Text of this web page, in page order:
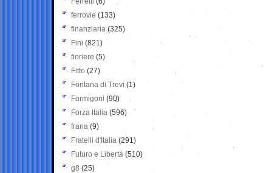
ferrovie (133)
finanziaria (325)
Fini (821)
fioriere (5)
Fitto (27)
Fontana di Trevi (1)
Formigoni (90)
Forza Italia (596)
frana (9)
Fratelli d'Italia (291)
Futuro e Libertà (510)
g8 (25)